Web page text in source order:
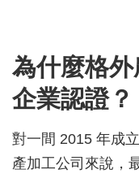
為什麼格
企業認證？
對一間 2015 年成
產加工公司來說，